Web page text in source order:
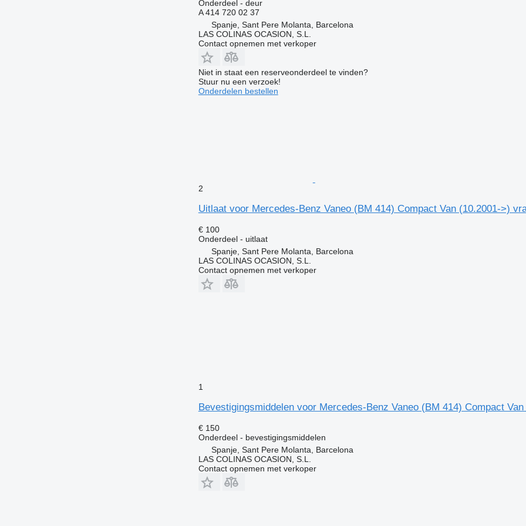
Onderdeel - deur
A 414 720 02 37
Spanje, Sant Pere Molanta, Barcelona
LAS COLINAS OCASION, S.L.
Contact opnemen met verkoper
Niet in staat een reserveonderdeel te vinden?
Stuur nu een verzoek!
Onderdelen bestellen
2
Uitlaat voor Mercedes-Benz Vaneo (BM 414) Compact Van (10.2001->)
€ 100
Onderdeel - uitlaat
Spanje, Sant Pere Molanta, Barcelona
LAS COLINAS OCASION, S.L.
Contact opnemen met verkoper
1
Bevestigingsmiddelen voor Mercedes-Benz Vaneo (BM 414) Compact
€ 150
Onderdeel - bevestigingsmiddelen
Spanje, Sant Pere Molanta, Barcelona
LAS COLINAS OCASION, S.L.
Contact opnemen met verkoper